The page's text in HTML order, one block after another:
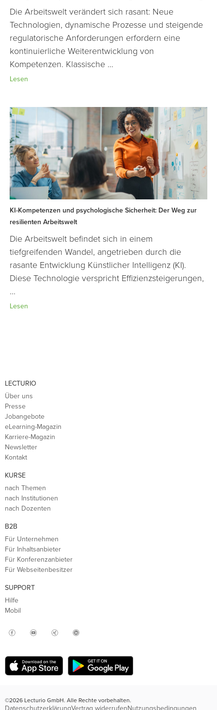
Die Arbeitswelt verändert sich rasant: Neue
Technologien, dynamische Prozesse und steigende
regulatorische Anforderungen erfordern eine
kontinuierliche Weiterentwicklung von
Kompetenzen. Klassische ...
Lesen
KI-Kompetenzen und psychologische Sicherheit: Der Weg zur
resilienten Arbeitswelt
Die Arbeitswelt befindet sich in einem
tiefgreifenden Wandel, angetrieben durch die
rasante Entwicklung Künstlicher Intelligenz (KI).
Diese Technologie verspricht Effizienzsteigerungen,
...
Lesen
LECTURIO
Über uns
Presse
Jobangebote
eLearning-Magazin
Karriere-Magazin
Newsletter
Kontakt
KURSE
nach Themen
nach Institutionen
nach Dozenten
B2B
Für Unternehmen
Für Inhaltsanbieter
Für Konferenzanbieter
Für Webseitenbesitzer
SUPPORT
Hilfe
Mobil
©2026 Lecturio GmbH. Alle Rechte vorbehalten.
DatenschutzerklärungVertrag widerrufenNutzungsbedingungen